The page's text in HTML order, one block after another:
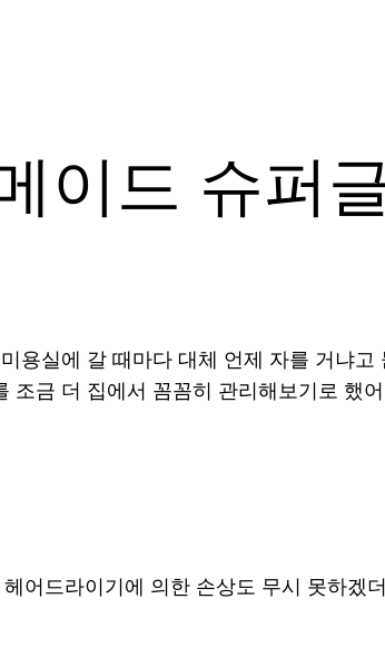
이드 슈퍼
실에 갈 때마다 대체 언제 자를 거냐고
조금 더 집에서 꼼꼼히 관리해보기로 했
어드라이기에 의한 손상도 무시 못하겠